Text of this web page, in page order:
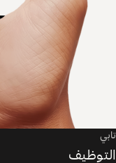
تابي
التوظيف